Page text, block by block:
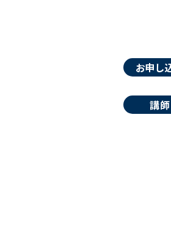
お申し
講師